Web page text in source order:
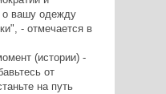
о вашу одежду
- отмечается в
(истории) -
от
на путь